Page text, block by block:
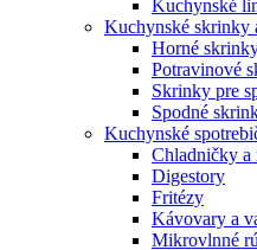
Kuchynské
Kuchynské skrinky
Horné
Potravinové
Skrinky pre
Spodné
Kuchynské
Chladničky a
Digestory
Fritézy
Kávovary a
Mikrovlnné